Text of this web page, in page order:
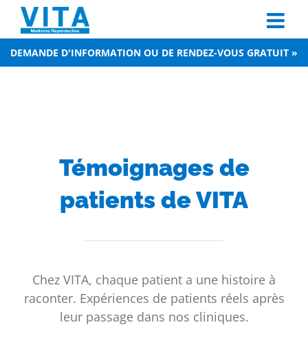
content
DEMANDE D'INFORMATION OU DE RENDEZ-VOUS GRATUIT »
Témoignages de
patients de VITA
Chez VITA, chaque patient a une histoire à
raconter. Expériences de patients réels après
leur passage dans nos cliniques.